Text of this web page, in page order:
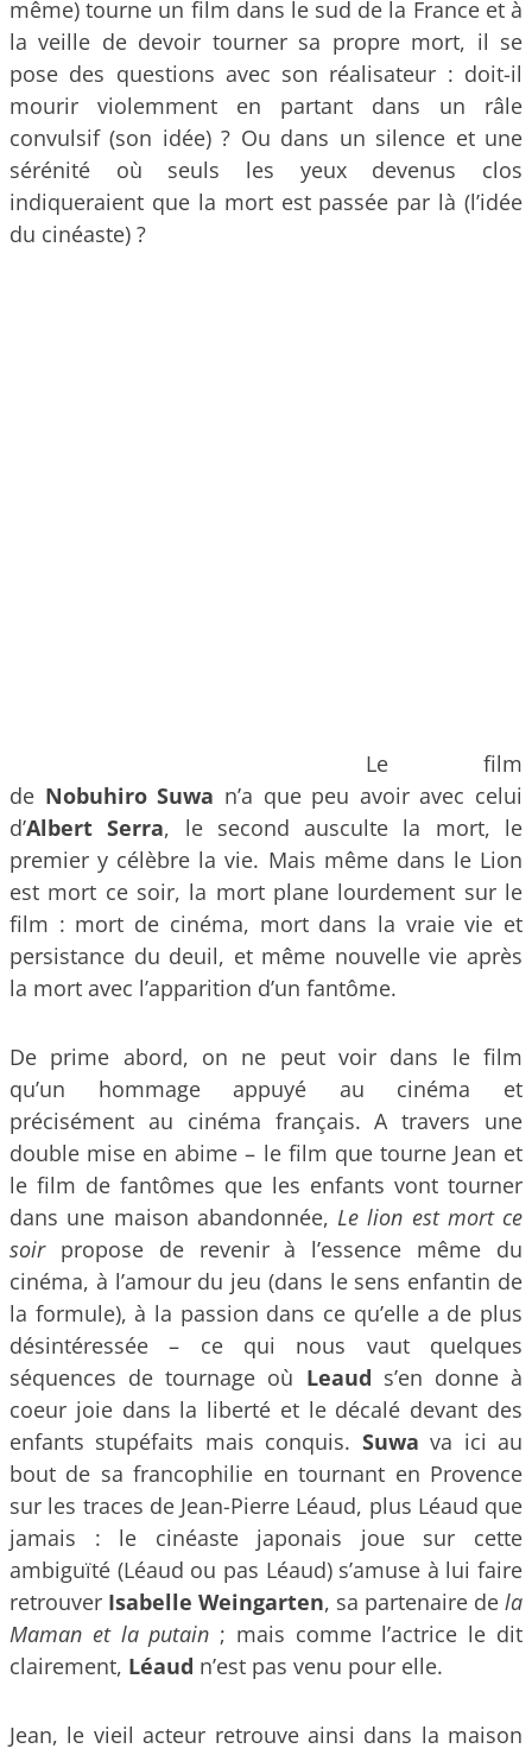
même) tourne un film dans le sud de la France et à
la veille de devoir tourner sa propre mort, il se
pose des questions avec son réalisateur : doit-il
mourir violemment en partant dans un râle
convulsif (son idée) ? Ou dans un silence et une
sérénité où seuls les yeux devenus clos
indiqueraient que la mort est passée par là (l’idée
du cinéaste) ?
Le film
de Nobuhiro Suwa n’a que peu avoir avec celui
d’Albert Serra, le second ausculte la mort, le
premier y célèbre la vie. Mais même dans le Lion
est mort ce soir, la mort plane lourdement sur le
film : mort de cinéma, mort dans la vraie vie et
persistance du deuil, et même nouvelle vie après
la mort avec l’apparition d’un fantôme.
De prime abord, on ne peut voir dans le film
qu’un hommage appuyé au cinéma et
précisément au cinéma français. A travers une
double mise en abime – le film que tourne Jean et
le film de fantômes que les enfants vont tourner
dans une maison abandonnée, Le lion est mort ce
soirpropose de revenir à l’essence même du
cinéma, à l’amour du jeu (dans le sens enfantin de
la formule), à la passion dans ce qu’elle a de plus
désintéressée – ce qui nous vaut quelques
séquences de tournage où Leaud s’en donne à
coeur joie dans la liberté et le décalé devant des
enfants stupéfaits mais conquis. Suwava ici au
bout de sa francophilie en tournant en Provence
sur les traces de Jean-Pierre Léaud, plus Léaud que
jamais : le cinéaste japonais joue sur cette
ambiguïté (Léaud ou pas Léaud) s’amuse à lui faire
retrouver Isabelle Weingarten, sa partenaire de la
Maman et la putain ; mais comme l’actrice le dit
clairement, Léaud n’est pas venu pour elle.
Jean, le vieil acteur retrouve ainsi dans la maison